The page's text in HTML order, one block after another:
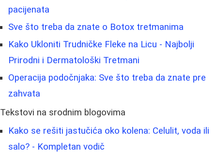
pacijenata
Sve što treba da znate o Botox tretmanima
Kako Ukloniti Trudničke Fleke na Licu - Najbolji
Prirodni i Dermatološki Tretmani
Operacija podočnjaka: Sve što treba da znate pre
zahvata
Tekstovi na srodnim blogovima
Kako se rešiti jastučića oko kolena: Celulit, voda ili
salo? - Kompletan vodič